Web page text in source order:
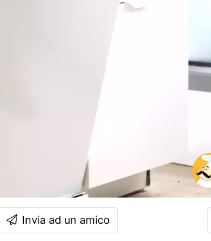
Invia ad un amico